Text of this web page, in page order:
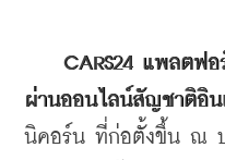
CARS24 แพลตฟ
ผ่านออนไลน์สัญชาติอิน
นิคอร์น ที่ก่อตั้งขึ้น ณ ป